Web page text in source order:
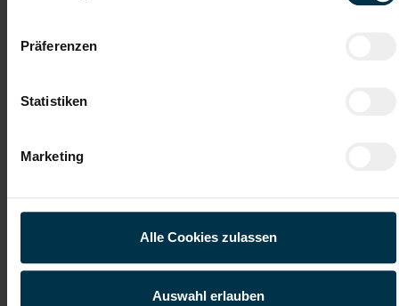
Präferenzen
Statistiken
Marketing
Alle Cookies zulassen
Auswahl erlauben
Datei 5
und willige ein, dass meine personenbezogenen Daten im
Rahmen meiner Initiativbewerbung für die Dauer von drei
Jahren verarbeitet werden dürfen.*